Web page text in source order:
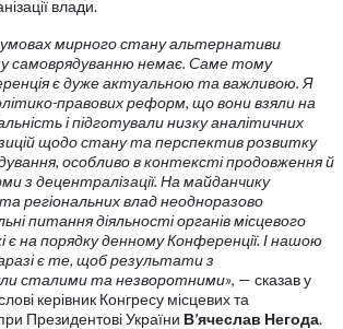
влади.
умовах мирного стану альтернативи
самоврядуванню немає. Саме тому
є дуже актуальною та важливою. Я
правових реформ, що вони взяли на
і підготували низку аналітичних
щодо стану та перспектив розвитку
особливо в контексті продовження й
з децентралізації. На майданчику
регіональних влад неодноразово
питання діяльності органів місцевого
є на порядку денному Конференції. І нашою
є те, щоб результати з
сталими та незворотними», — сказав у
керівник Конгресу місцевих та
Президентові України В’ячеслав Негода.